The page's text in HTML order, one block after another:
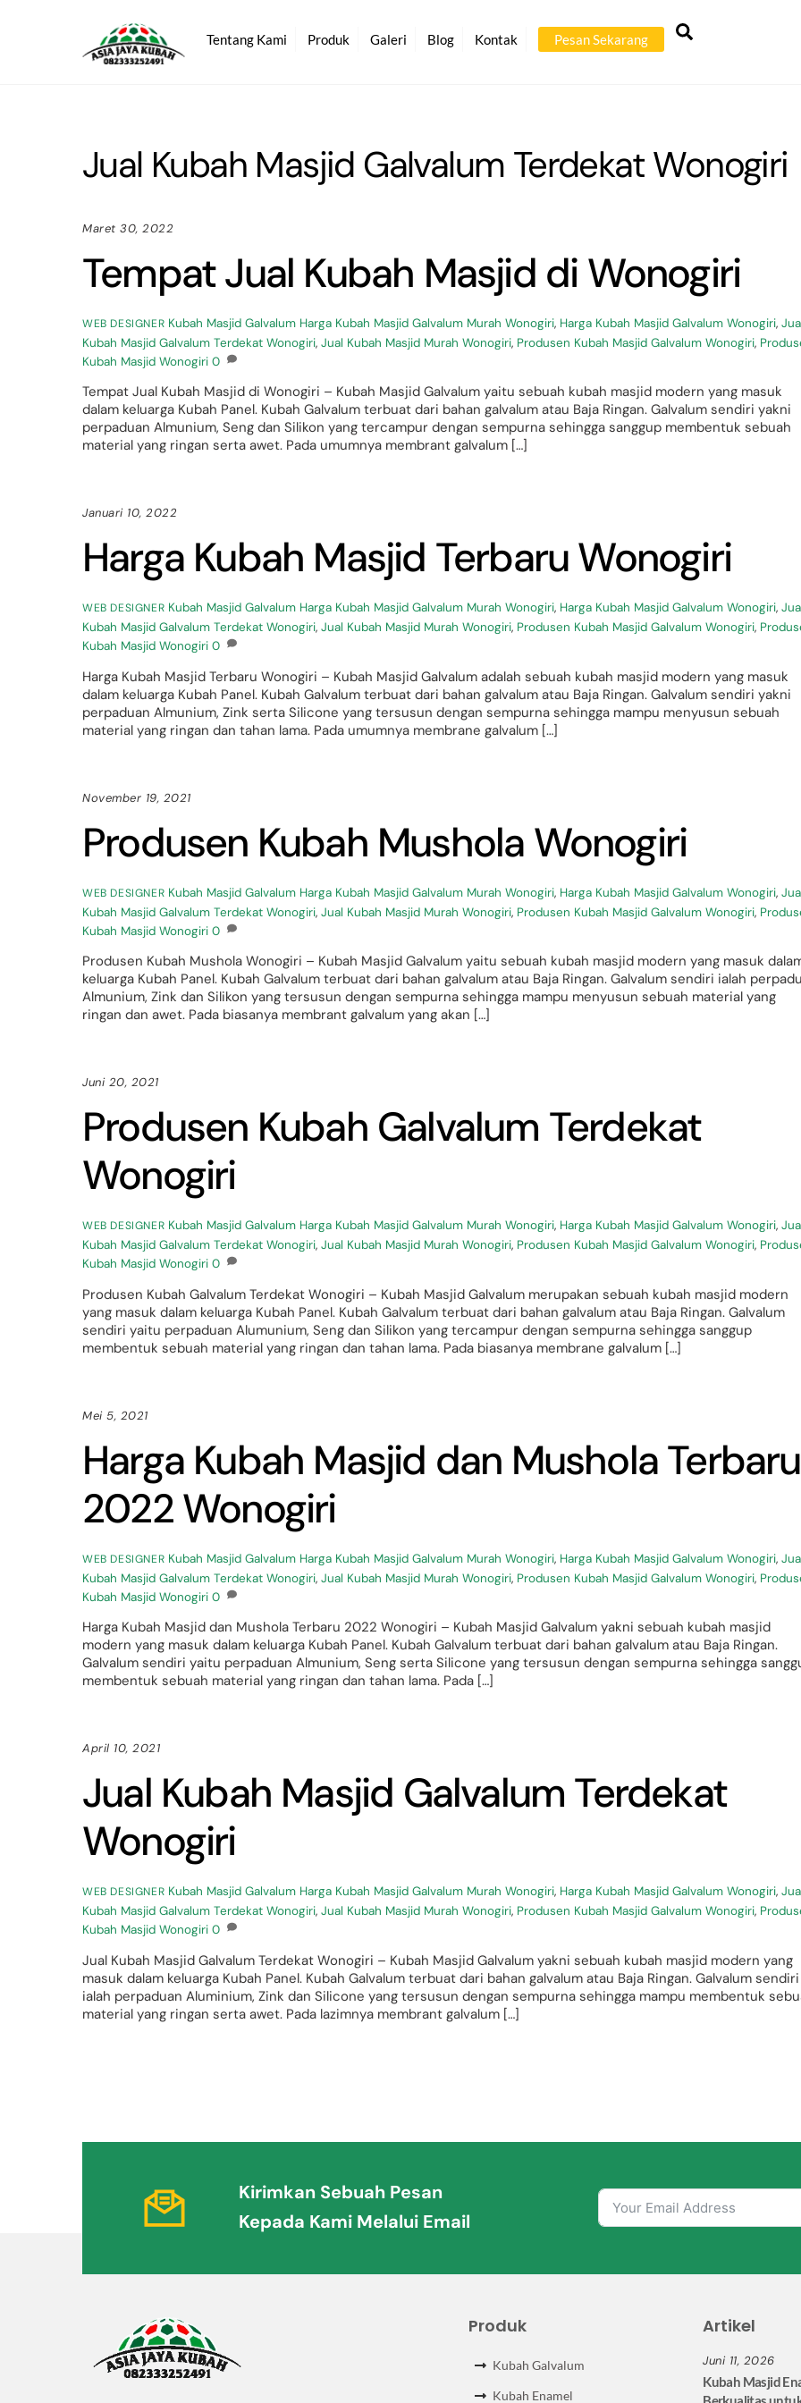
Tentang Kami Produk Galeri Blog Kontak Pesan Sekarang
Jual Kubah Masjid Galvalum Terdekat Wonogiri
Maret 30, 2022
Tempat Jual Kubah Masjid di Wonogiri
WEB DESIGNER Kubah Masjid Galvalum Harga Kubah Masjid Galvalum Murah Wonogiri, Harga Kubah Masjid Galvalum Wonogiri,
Kubah Masjid Galvalum Terdekat Wonogiri, Jual Kubah Masjid Murah Wonogiri, Produsen Kubah Masjid Galvalum Wonogiri,
Kubah Masjid Wonogiri 0
Tempat Jual Kubah Masjid di Wonogiri – Kubah Masjid Galvalum yaitu sebuah kubah masjid modern yang masuk
dalam keluarga Kubah Panel. Kubah Galvalum terbuat dari bahan galvalum atau Baja Ringan. Galvalum sendiri yakni
perpaduan Almunium, Seng dan Silikon yang tercampur dengan sempurna sehingga sanggup membentuk sebuah
material yang ringan serta awet. Pada umumnya membrant galvalum […]
Januari 10, 2022
Harga Kubah Masjid Terbaru Wonogiri
WEB DESIGNER Kubah Masjid Galvalum Harga Kubah Masjid Galvalum Murah Wonogiri, Harga Kubah Masjid Galvalum Wonogiri,
Kubah Masjid Galvalum Terdekat Wonogiri, Jual Kubah Masjid Murah Wonogiri, Produsen Kubah Masjid Galvalum Wonogiri,
Kubah Masjid Wonogiri 0
Harga Kubah Masjid Terbaru Wonogiri – Kubah Masjid Galvalum adalah sebuah kubah masjid modern yang masuk
dalam keluarga Kubah Panel. Kubah Galvalum terbuat dari bahan galvalum atau Baja Ringan. Galvalum sendiri yakni
perpaduan Almunium, Zink serta Silicone yang tersusun dengan sempurna sehingga mampu menyusun sebuah
material yang ringan dan tahan lama. Pada umumnya membrane galvalum […]
November 19, 2021
Produsen Kubah Mushola Wonogiri
WEB DESIGNER Kubah Masjid Galvalum Harga Kubah Masjid Galvalum Murah Wonogiri, Harga Kubah Masjid Galvalum Wonogiri,
Kubah Masjid Galvalum Terdekat Wonogiri, Jual Kubah Masjid Murah Wonogiri, Produsen Kubah Masjid Galvalum Wonogiri,
Kubah Masjid Wonogiri 0
Produsen Kubah Mushola Wonogiri – Kubah Masjid Galvalum yaitu sebuah kubah masjid modern yang masuk
keluarga Kubah Panel. Kubah Galvalum terbuat dari bahan galvalum atau Baja Ringan. Galvalum sendiri ialah
Almunium, Zink dan Silikon yang tersusun dengan sempurna sehingga mampu menyusun sebuah material yang
ringan dan awet. Pada biasanya membrant galvalum yang akan […]
Juni 20, 2021
Produsen Kubah Galvalum Terdekat
Wonogiri
WEB DESIGNER Kubah Masjid Galvalum Harga Kubah Masjid Galvalum Murah Wonogiri, Harga Kubah Masjid Galvalum Wonogiri,
Kubah Masjid Galvalum Terdekat Wonogiri, Jual Kubah Masjid Murah Wonogiri, Produsen Kubah Masjid Galvalum Wonogiri,
Kubah Masjid Wonogiri 0
Produsen Kubah Galvalum Terdekat Wonogiri – Kubah Masjid Galvalum merupakan sebuah kubah masjid modern
yang masuk dalam keluarga Kubah Panel. Kubah Galvalum terbuat dari bahan galvalum atau Baja Ringan. Galvalum
sendiri yaitu perpaduan Alumunium, Seng dan Silikon yang tercampur dengan sempurna sehingga sanggup
membentuk sebuah material yang ringan dan tahan lama. Pada biasanya membrane galvalum […]
Mei 5, 2021
Harga Kubah Masjid dan Mushola Terbaru
2022 Wonogiri
WEB DESIGNER Kubah Masjid Galvalum Harga Kubah Masjid Galvalum Murah Wonogiri, Harga Kubah Masjid Galvalum Wonogiri,
Kubah Masjid Galvalum Terdekat Wonogiri, Jual Kubah Masjid Murah Wonogiri, Produsen Kubah Masjid Galvalum Wonogiri,
Kubah Masjid Wonogiri 0
Harga Kubah Masjid dan Mushola Terbaru 2022 Wonogiri – Kubah Masjid Galvalum yakni sebuah kubah masjid
modern yang masuk dalam keluarga Kubah Panel. Kubah Galvalum terbuat dari bahan galvalum atau Baja Ringan.
Galvalum sendiri yaitu perpaduan Almunium, Seng serta Silicone yang tersusun dengan sempurna sehingga
membentuk sebuah material yang ringan dan tahan lama. Pada […]
April 10, 2021
Jual Kubah Masjid Galvalum Terdekat
Wonogiri
WEB DESIGNER Kubah Masjid Galvalum Harga Kubah Masjid Galvalum Murah Wonogiri, Harga Kubah Masjid Galvalum Wonogiri,
Kubah Masjid Galvalum Terdekat Wonogiri, Jual Kubah Masjid Murah Wonogiri, Produsen Kubah Masjid Galvalum Wonogiri,
Kubah Masjid Wonogiri 0
Jual Kubah Masjid Galvalum Terdekat Wonogiri – Kubah Masjid Galvalum yakni sebuah kubah masjid modern yang
masuk dalam keluarga Kubah Panel. Kubah Galvalum terbuat dari bahan galvalum atau Baja Ringan. Galvalum sendiri
ialah perpaduan Aluminium, Zink dan Silicone yang tersusun dengan sempurna sehingga mampu membentuk
material yang ringan serta awet. Pada lazimnya membrant galvalum […]
To
Top
Kirimkan
Email
Kirimkan Sebuah Pesan
Kepada Kami Melalui Email
Produk
Kubah Galvalum
Kubah Enamel
Artikel
Juni 11, 2026
Kubah Masjid